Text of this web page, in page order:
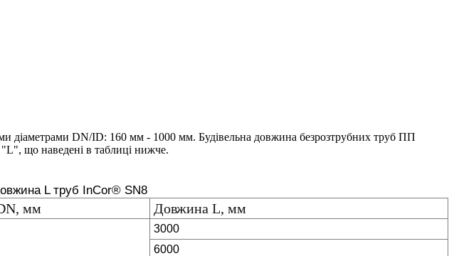
діаметрами DN/ID: 160 мм - 1000 мм. Будівельна довжина безрозтрубних труб ПП
що наведені в таблиці нижче.
L труб InCor® SN8
мм Довжина L, мм
3000
6000